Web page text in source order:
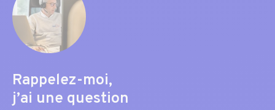
Rappelez-moi,
j’ai une question